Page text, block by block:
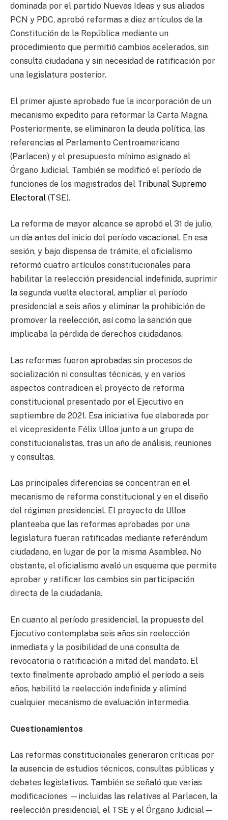
dominada por el partido Nuevas Ideas y sus aliados
PCN y PDC, aprobó reformas a diez artículos de la
Constitución de la República mediante un
procedimiento que permitió cambios acelerados, sin
consulta ciudadana y sin necesidad de ratificación por
una legislatura posterior.
El primer ajuste aprobado fue la incorporación de un
mecanismo expedito para reformar la Carta Magna.
Posteriormente, se eliminaron la deuda política, las
referencias al Parlamento Centroamericano
(Parlacen) y el presupuesto mínimo asignado al
Órgano Judicial. También se modificó el período de
funciones de los magistrados del Tribunal Supremo
Electoral (TSE).
La reforma de mayor alcance se aprobó el 31 de julio,
un día antes del inicio del período vacacional. En esa
sesión, y bajo dispensa de trámite, el oficialismo
reformó cuatro artículos constitucionales para
habilitar la reelección presidencial indefinida, suprimir
la segunda vuelta electoral, ampliar el período
presidencial a seis años y eliminar la prohibición de
promover la reelección, así como la sanción que
implicaba la pérdida de derechos ciudadanos.
Las reformas fueron aprobadas sin procesos de
socialización ni consultas técnicas, y en varios
aspectos contradicen el proyecto de reforma
constitucional presentado por el Ejecutivo en
septiembre de 2021. Esa iniciativa fue elaborada por
el vicepresidente Félix Ulloa junto a un grupo de
constitucionalistas, tras un año de análisis, reuniones
y consultas.
Las principales diferencias se concentran en el
mecanismo de reforma constitucional y en el diseño
del régimen presidencial. El proyecto de Ulloa
planteaba que las reformas aprobadas por una
legislatura fueran ratificadas mediante referéndum
ciudadano, en lugar de por la misma Asamblea. No
obstante, el oficialismo avaló un esquema que permite
aprobar y ratificar los cambios sin participación
directa de la ciudadanía.
En cuanto al período presidencial, la propuesta del
Ejecutivo contemplaba seis años sin reelección
inmediata y la posibilidad de una consulta de
revocatoria o ratificación a mitad del mandato. El
texto finalmente aprobado amplió el período a seis
años, habilitó la reelección indefinida y eliminó
cualquier mecanismo de evaluación intermedia.
Cuestionamientos
Las reformas constitucionales generaron críticas por
la ausencia de estudios técnicos, consultas públicas y
debates legislativos. También se señaló que varias
modificaciones —incluidas las relativas al Parlacen, la
reelección presidencial, el TSE y el Órgano Judicial—